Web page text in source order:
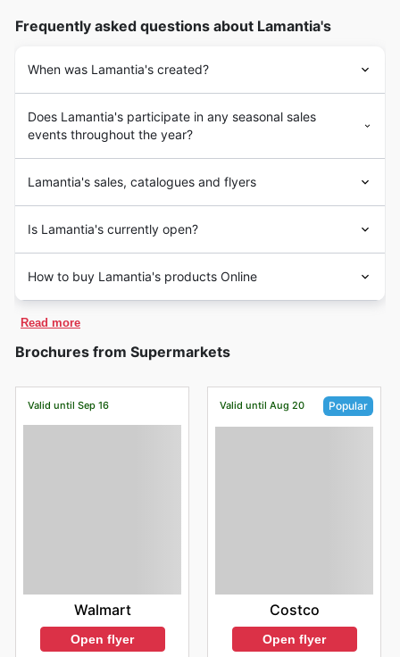
Frequently asked questions about Lamantia's
When was Lamantia's created?
Does Lamantia's participate in any seasonal sales
events throughout the year?
Lamantia's sales, catalogues and flyers
Is Lamantia's currently open?
How to buy Lamantia's products Online
Read more
Brochures from Supermarkets
Valid until Sep 16
Walmart
Open flyer
Valid until Aug 20 Popular
Costco
Open flyer